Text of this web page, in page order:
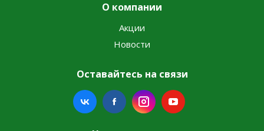
О компании
Акции
Новости
Оставайтесь на связи